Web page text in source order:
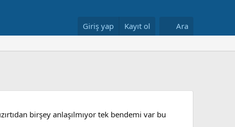
Giriş yap Kayıt ol Ara
birşey anlaşılmıyor tek bendemi var bu